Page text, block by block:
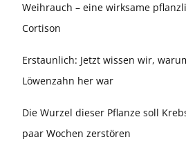
Weihrauch – eine wirksame
Cortison
Erstaunlich: Jetzt wissen wir,
Löwenzahn her war
Die Wurzel dieser Pflanze soll
paar Wochen zerstören